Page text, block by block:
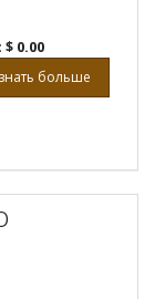
$ 0.00
больше